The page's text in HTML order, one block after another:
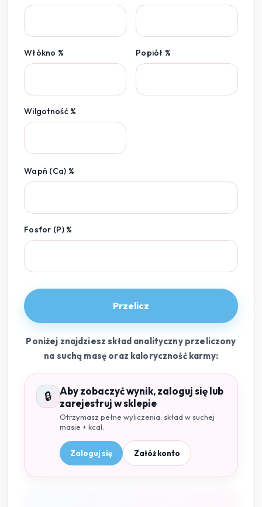
Włókno % Popiół %
Wilgotność %
Wapń (Ca) %
Fosfor (P) %
Przelicz
Poniżej znajdziesz skład analityczny przeliczony
na suchą masę oraz kaloryczność karmy:
🔒
Aby zobaczyć wynik, zaloguj się lub
zarejestruj w sklepie
Otrzymasz pełne wyliczenia: skład w suchej
masie + kcal.
Zaloguj się Załóż konto